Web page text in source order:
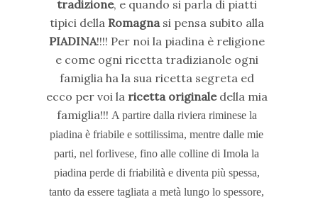
tradizione, e quando si parla di piatti
tipici della Romagnasi pensa subito alla
PIADINA!!!! Per noi la piadina è religione
e come ogni ricetta tradizianole ogni
famiglia ha la sua ricetta segreta ed
ecco per voi la ricetta originaledella mia
famiglia!!! A partire dalla riviera riminese la
piadina è friabile e sottilissima, mentre dalle mie
parti, nel forlivese, fino alle colline di Imola la
piadina perde di friabilità e diventa più spessa,
tanto da essere tagliata a metà lungo lo spessore,